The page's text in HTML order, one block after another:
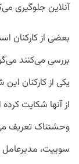
آنلاین جلوگیری
بعضی از
بررسی می‌کنند
یکی از کارکنان
از آنها شکایت
وحشتناک تعریف
سوییت، مدیرعامل